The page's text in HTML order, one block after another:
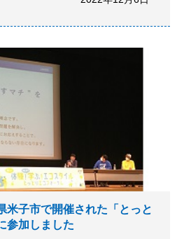
米子市で開催された「とっと
参加しました